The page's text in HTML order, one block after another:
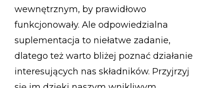
wewnętrznym, by prawidłowo
funkcjonowały. Ale odpowiedzialna
suplementacja to niełatwe zadanie,
dlatego też warto bliżej poznać działanie
interesujących nas składników. Przyjrzyj